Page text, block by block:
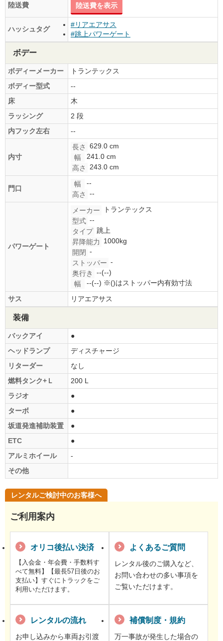
陸送費 陸送費を表示
ハッシュタグ
#リアエアサス
#跳上パワーゲート
ボデー
ボディーメーカー
トランテックス
ボディー型式
--
床
木
ラッシング
2 段
内フック左右
--
内寸
長さ
629.0 cm
幅
241.0 cm
高さ
243.0 cm
門口
幅
--
高さ
--
パワーゲート
メーカー
トランテックス
型式 --
タイプ 跳上
昇降能力
1000kg
開閉 -
ストッパー -
奥行き
--(--)
幅
--(--) ※()はストッパー内有効寸法
サス
リアエアサス
装備
バックアイ
●
ヘッドランプ
ディスチャージ
リターダー
なし
燃料タンク+Ｌ
200 L
ラジオ
●
ターボ
●
坂道発進補助装置
●
ETC
●
アルミホイール
-
その他
レンタルご検討中のお客様へ
ご利用案内
オリコ後払い決済
【入会金・年会費・手数料す
べて無料】【最長57日後のお
支払い】すぐにトラックをご
利用いただけます。
よくあるご質問
レンタル後のご購入など、
お問い合わせの多い事項を
ご覧いただけます。
レンタルの流れ
お申し込みから車両お引渡
補償制度・規約
万一事故が発生した場合の